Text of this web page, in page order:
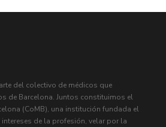
del colectivo de médicos que
de Barcelona. Juntos constituimos el
(CoMB), una institución fundada el
de la profesión, velar por la